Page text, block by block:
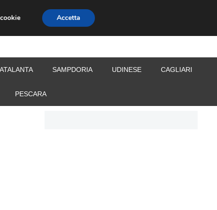
CALCIOMERCATO
ATALANTA SAMPDORIA UDINESE CAGLIARI
PESCARA
Accetta